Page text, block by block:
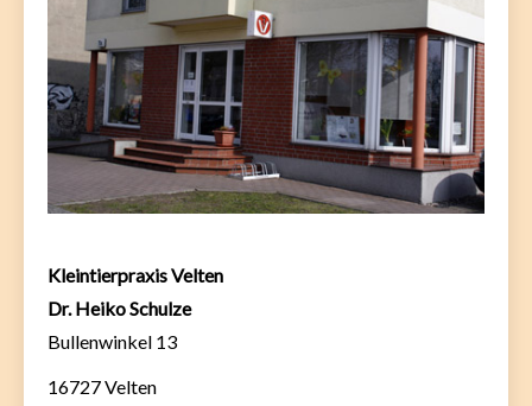
Kleintierpraxis Velten
Dr. Heiko Schulze
Bullenwinkel 13
16727 Velten